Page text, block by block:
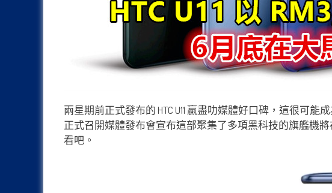
兩星期前正式發布的 HTC U11 贏盡叻媒體好口碑，這很可能
正式召開媒體發布會宣布這部聚集了多項黑科技的旗艦機
看吧。